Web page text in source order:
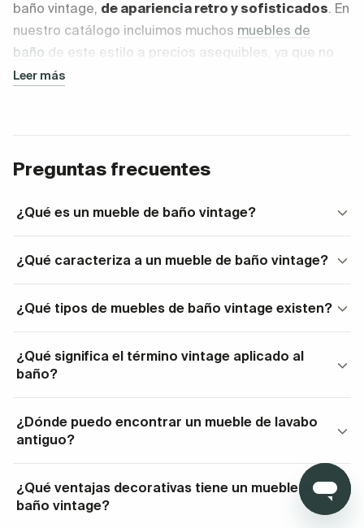
baño vintage, de apariencia retro y sofisticados. En
nuestro catálogo incluimos muchos muebles de
baño de este estilo a precios asequibles, ya que no
son reliquias, sino muebles de diseño que evocan
¿Qué hace especial a un mueble
vintage para baño?
elegancia clásica con la funcionalidad que
necesitamos hoy en día en este espacio. Se inspiran
en diseños de épocas pasadas, pero están pensados
pararesponder a las exigencias actuales. La
estructura robusta, los acabados con efecto
en una declaración de intenciones.
ensamblados y preparados para su instalación, lo
que facilita el proceso desde el primer
moderno incorpora detalles y líneas propios de
estilos clásicos. Durante años se impusieron diseños
Leer más
Preguntas frecuentes
¿Qué es un mueble de baño vintage?
¿Qué caracteriza a un mueble de baño vintage?
¿Qué tipos de muebles de baño vintage existen?
¿Qué significa el término vintage aplicado al
baño?
¿Dónde puedo encontrar un mueble de lavabo
antiguo?
¿Qué ventajas decorativas tiene un mueble de
baño vintage?